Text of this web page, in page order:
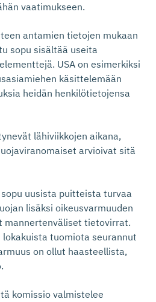
vaatimukseen.
antamien tietojen mukaan
sopu sisältää useita
USA on esimerkiksi
käsittelemään
heidän henkilötietojensa
lähiviikkojen aikana,
arvioivat sitä
uusista puitteista turvaa
lisäksi oikeusvarmuuden
mannertenväliset tietovirrat.
tuomiota seurannut
on ollut haasteellista,
komissio valmistelee